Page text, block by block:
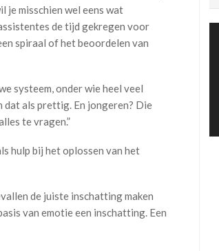
je misschien wel eens wat
de tijd gekregen voor
spiraal of het beoordelen van
systeem, onder wie heel veel
dat als prettig. En jongeren? Die
te vragen.”
hulp bij het oplossen van het
de juiste inschatting maken
van emotie een inschatting. Een